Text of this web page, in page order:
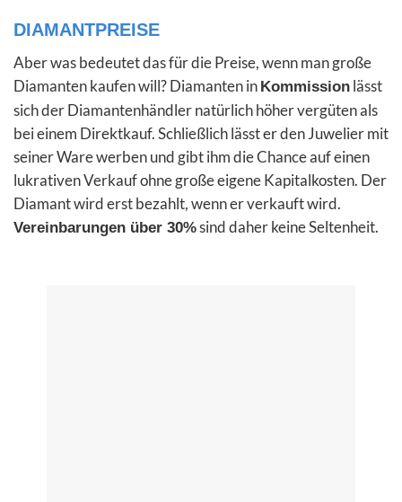
DIAMANTPREISE
Aber was bedeutet das für die Preise, wenn man große
Diamanten kaufen will? Diamanten in Kommission lässt
sich der Diamantenhändler natürlich höher vergüten als
bei einem Direktkauf. Schließlich lässt er den Juwelier mit
seiner Ware werben und gibt ihm die Chance auf einen
lukrativen Verkauf ohne große eigene Kapitalkosten. Der
Diamant wird erst bezahlt, wenn er verkauft wird.
Vereinbarungen über 30%sind daher keine Seltenheit.